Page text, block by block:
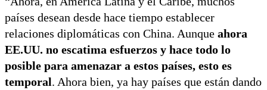
países desean desde hace tiempo establecer
relaciones diplomáticas con China. Aunque ahora
EE.UU. no escatima esfuerzos y hace todo lo
posible para amenazar a estos países, esto es
temporal. Ahora bien, ya hay países que están dando